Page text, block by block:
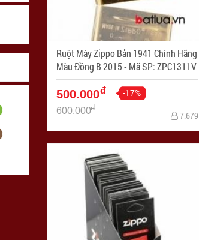
Ruột Máy Zippo Bản 1941 Chính Hãng
Màu Đồng B 2015 - Mã SP: ZPC1311V
500.000đ -17%
600.000đ
7.679